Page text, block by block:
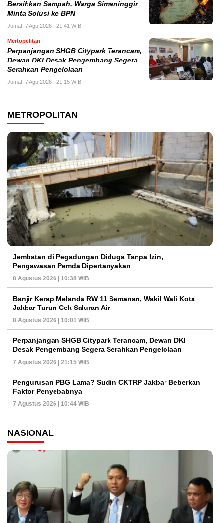
Bersihkan Sampah, Warga Simaninggir
Minta Solusi ke BPN
Jumat, 7 Agu 2026 - 21:41 WIB
Mertopolitan
Perpanjangan SHGB Citypark Terancam,
Dewan DKI Desak Pengembang Segera
Serahkan Pengelolaan
Jumat, 7 Agu 2026 - 21:15 WIB
METROPOLITAN
Jembatan di Pegadungan Diduga Tanpa Izin,
Pengawasan Pemda Dipertanyakan
8 Agustus 2026 | 10:38 WIB
Banjir Kerap Melanda RW 11 Semanan, Wakil Wali Kota
Jakbar Turun Cek Saluran Air
8 Agustus 2026 | 10:01 WIB
Perpanjangan SHGB Citypark Terancam, Dewan DKI
Desak Pengembang Segera Serahkan Pengelolaan
7 Agustus 2026 | 21:15 WIB
Pengurusan PBG Lama? Sudin CKTRP Jakbar Beberkan
Faktor Penyebabnya
7 Agustus 2026 | 10:44 WIB
NASIONAL